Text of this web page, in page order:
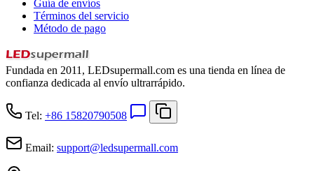
Guía de envíos
Términos del servicio
Método de pago
Fundada en 2011, LEDsupermall.com es una tienda en línea de
confianza dedicada al envío ultrarrápido.
Tel: +86 15820790508
Email: support@ledsupermall.com